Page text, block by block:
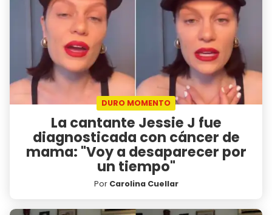
DURO MOMENTO
La cantante Jessie J fue
diagnosticada con cáncer de
mama: "Voy a desaparecer por
un tiempo"
Por Carolina Cuellar